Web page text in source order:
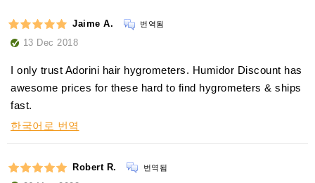
Jaime A. 번역됨
13 Dec 2018
I only trust Adorini hair hygrometers. Humidor Discount has
awesome prices for these hard to find hygrometers & ships
fast.
한국어로 번역
Robert R. 번역됨